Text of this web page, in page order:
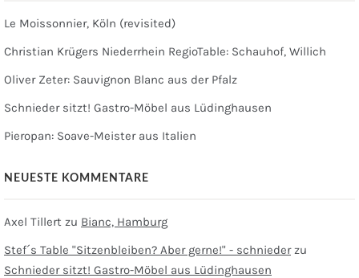
Le Moissonnier, Köln (revisited)
Christian Krügers Niederrhein RegioTable: Schauhof, Willich
Oliver Zeter: Sauvignon Blanc aus der Pfalz
Schnieder sitzt! Gastro-Möbel aus Lüdinghausen
Pieropan: Soave-Meister aus Italien
NEUESTE KOMMENTARE
Axel Tillert zu Bianc, Hamburg
Stef´s Table "Sitzenbleiben? Aber gerne!" - schniederzu
Schnieder sitzt! Gastro-Möbel aus Lüdinghausen